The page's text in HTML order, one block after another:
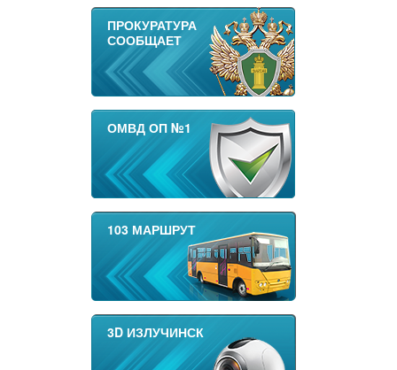
ПРОКУРАТУРА
СООБЩАЕТ
ОМВД ОП №1
103 МАРШРУТ
3D ИЗЛУЧИНСК